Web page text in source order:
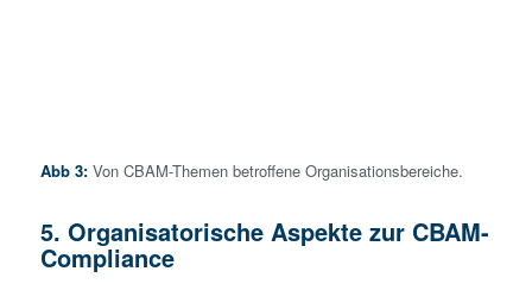
Abb 3:Von CBAM-Themen betroffene Organisationsbereiche.
5. Organisatorische Aspekte zur CBAM-
Compliance